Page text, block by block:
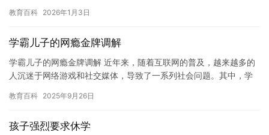
教育百科 2026年1月3日
学霸儿子的网瘾金牌调解
学霸儿子的网瘾金牌调解 近年来，随着互联网的普及，越来越多的
人沉迷于网络游戏和社交媒体，导致了一系列社会问题。其中，学
网络…
教育百科 2025年9月26日
孩子强烈要求休学